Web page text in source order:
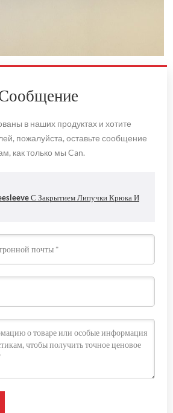
в наших продуктах и хотите
пожалуйста, оставьте сообщение
как только мы Can.
С Закрытием Липучки Крюка И